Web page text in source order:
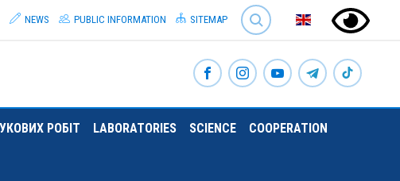
SEARCH
NEWS PUBLIC INFORMATION SITEMAP
РОБІТ LABORATORIES SCIENCE COOPERATION